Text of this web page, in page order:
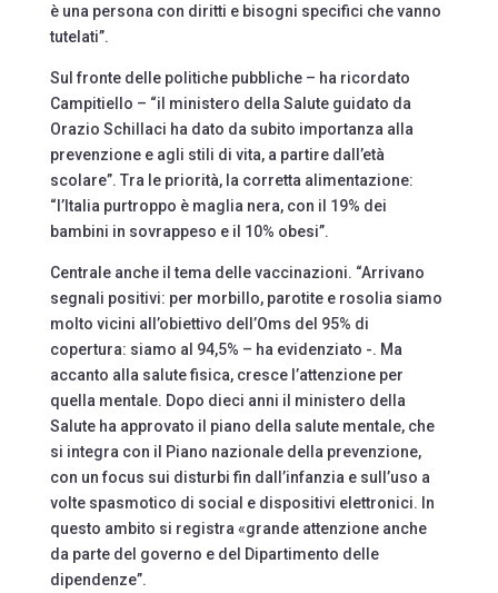
è una persona con diritti e bisogni specifici che vanno
tutelati”.
Sul fronte delle politiche pubbliche – ha ricordato
Campitiello – “il ministero della Salute guidato da
Orazio Schillaci ha dato da subito importanza alla
prevenzione e agli stili di vita, a partire dall’età
scolare”. Tra le priorità, la corretta alimentazione:
“l’Italia purtroppo è maglia nera, con il 19% dei
bambini in sovrappeso e il 10% obesi”.
Centrale anche il tema delle vaccinazioni. “Arrivano
segnali positivi: per morbillo, parotite e rosolia siamo
molto vicini all’obiettivo dell’Oms del 95% di
copertura: siamo al 94,5% – ha evidenziato -. Ma
accanto alla salute fisica, cresce l’attenzione per
quella mentale. Dopo dieci anni il ministero della
Salute ha approvato il piano della salute mentale, che
si integra con il Piano nazionale della prevenzione,
con un focus sui disturbi fin dall’infanzia e sull’uso a
volte spasmotico di social e dispositivi elettronici. In
questo ambito si registra «grande attenzione anche
da parte del governo e del Dipartimento delle
dipendenze”.